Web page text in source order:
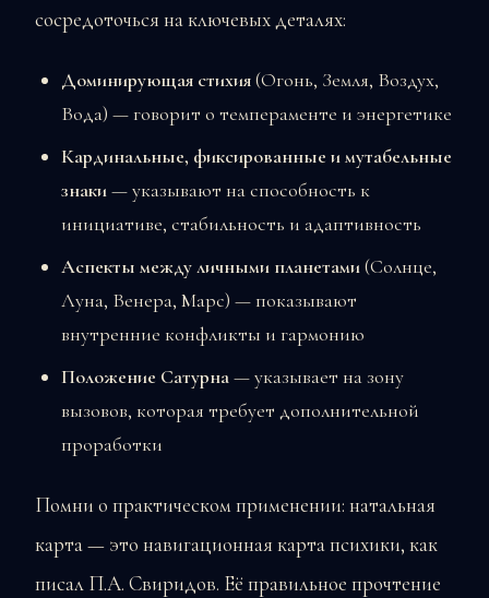
сосредоточься на ключевых деталях:
Доминирующая стихия(Огонь, Земля, Воздух,
Вода) — говорит о темпераменте и энергетике
Кардинальные, фиксированные и мутабельные
знаки— указывают на способность к
инициативе, стабильность и адаптивность
Аспекты между личными планетами(Солнце,
Луна, Венера, Марс) — показывают
внутренние конфликты и гармонию
Положение Сатурна— указывает на зону
вызовов, которая требует дополнительной
проработки
Помни о практическом применении: натальная
карта — это навигационная карта психики, как
писал П.А. Свиридов. Её правильное прочтение